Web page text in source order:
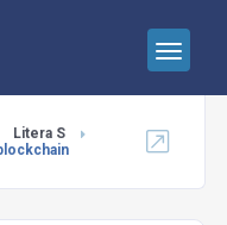
Litera S